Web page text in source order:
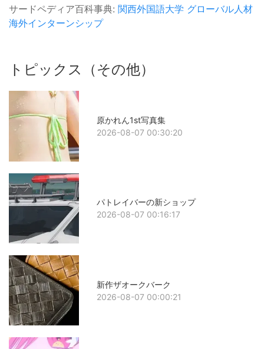
サードペディア百科事典: 関西外国語大学 グローバル人材
海外インターンシップ
トピックス（その他）
原かれん1st写真集
2026-08-07 00:30:20
パトレイバーの新ショップ
2026-08-07 00:16:17
新作ザオークバーク
2026-08-07 00:00:21